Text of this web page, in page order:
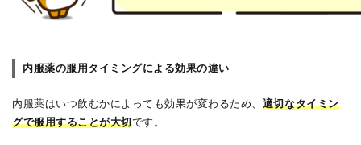
内服薬の服用タイミングによる効果の違い
内服薬はいつ飲むかによっても効果が変わるため、 適切なタイミン
グで服用することが大切です。